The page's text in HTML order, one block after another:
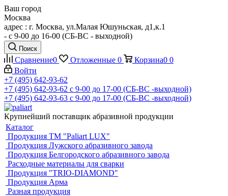
Ваш город
Москва
адрес : г. Москва, ул.Малая Юшуньская, д1,к.1
- c 9-00 до 16-00 (СБ-ВС - выходной)
Поиск
Сравнение0 Отложенные 0 Корзина0 0
Войти
+7 (495) 642-93-62
+7 (495) 642-93-62 c 9-00 до 17-00 (СБ-ВС -выходной)
+7 (495) 642-93-63 c 9-00 до 17-00 (СБ-ВС -выходной)
Крупнейший поставщик абразивной продукции
Каталог
Продукция ТМ "Paliart LUX"
Продукция Лужского абразивного завода
Продукция Белгородского абразивного завода
Расходные материалы для сварки
Продукция "TRIO-DIAMOND"
Продукция Арма
Разная продукция